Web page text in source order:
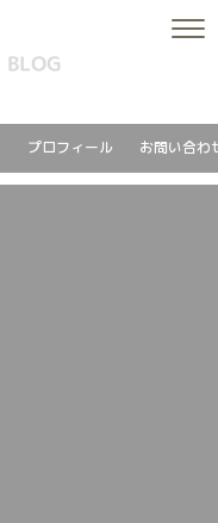
プロフィール お問い合わ